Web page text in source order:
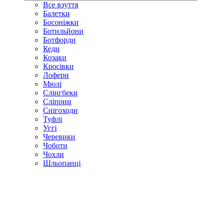
Все взуття
Балетки
Босоніжки
Ботильйони
Ботфорди
Кеди
Козаки
Кросівки
Лофери
Мюлі
Слінгбеки
Сліпони
Снігоходи
Туфлі
Уггі
Черевики
Чоботи
Чохли
Шльопанці